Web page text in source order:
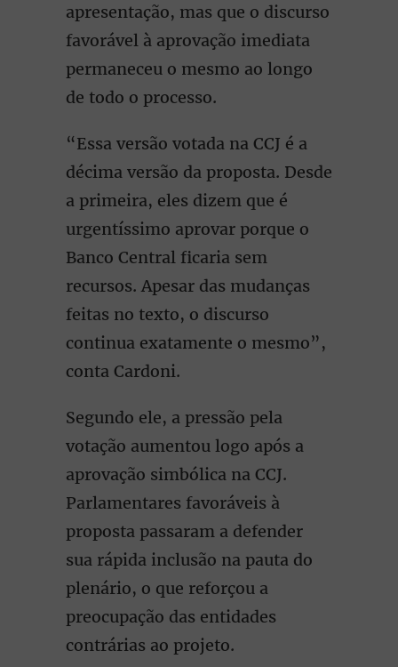
apresentação, mas que o discurso
favorável à aprovação imediata
permaneceu o mesmo ao longo
de todo o processo.
“Essa versão votada na CCJ é a
décima versão da proposta. Desde
a primeira, eles dizem que é
urgentíssimo aprovar porque o
Banco Central ficaria sem
recursos. Apesar das mudanças
feitas no texto, o discurso
continua exatamente o mesmo”,
conta Cardoni.
Segundo ele, a pressão pela
votação aumentou logo após a
aprovação simbólica na CCJ.
Parlamentares favoráveis à
proposta passaram a defender
sua rápida inclusão na pauta do
plenário, o que reforçou a
preocupação das entidades
contrárias ao projeto.